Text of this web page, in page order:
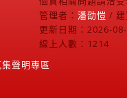
管理者： 潘劭愷 / 建
更新日期：2026-
線上人數：1214
聲明專區